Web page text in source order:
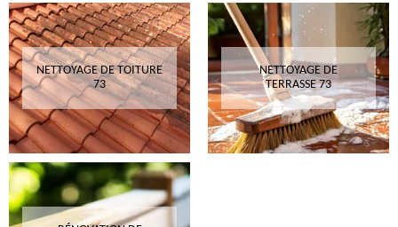
NETTOYAGE DE TOITURE
73
NETTOYAGE DE
TERRASSE 73